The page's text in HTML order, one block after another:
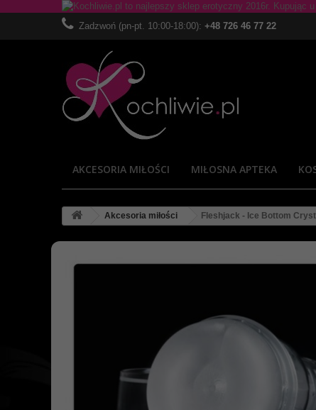
Zadzwoń (pn-pt. 10:00-18:00): +48 726 46 77 22
AKCESORIA MIŁOŚCI MIŁOSNA APTEKA
Akcesoria miłości Fleshjack - Ice Bottom